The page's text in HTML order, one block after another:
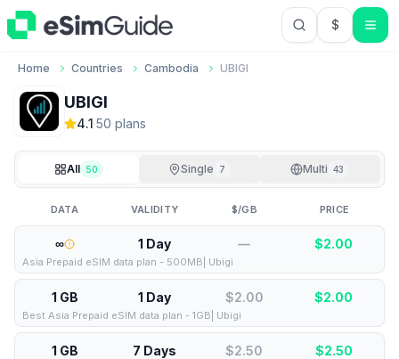
$USD US
Home Countries Cambodia UBIGI
UBIGI
4.1·50 plans
All 50 Single 7 Multi 43
DATA VALIDITY $/GB PRICE
∞ 1 Day — $2.00
Asia Prepaid eSIM data plan - 500MB| Ubigi
1 GB 1 Day $2.00 $2.00
Best Asia Prepaid eSIM data plan - 1GB| Ubigi
1 GB 7 Days $2.50 $2.50